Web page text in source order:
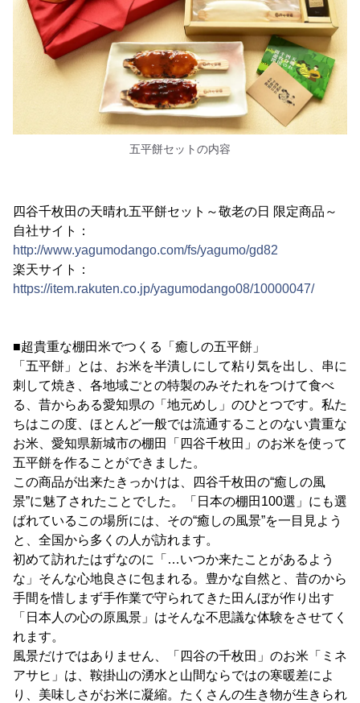
五平餅セットの内容
四谷千枚田の天晴れ五平餅セット～敬老の日 限定商品～
自社サイト：
http://www.yagumodango.com/fs/yagumo/gd82
楽天サイト：
https://item.rakuten.co.jp/yagumodango08/10000047/
■超貴重な棚田米でつくる「癒しの五平餅」
「五平餅」とは、お米を半潰しにして粘り気を出し、串に
刺して焼き、各地域ごとの特製のみそたれをつけて食べ
る、昔からある愛知県の「地元めし」のひとつです。私た
ちはこの度、ほとんど一般では流通することのない貴重な
お米、愛知県新城市の棚田「四谷千枚田」のお米を使って
五平餅を作ることができました。
この商品が出来たきっかけは、四谷千枚田の“癒しの風
景”に魅了されたことでした。「日本の棚田100選」にも選
ばれているこの場所には、その“癒しの風景”を一目見よう
と、全国から多くの人が訪れます。
初めて訪れたはずなのに「…いつか来たことがあるよう
な」そんな心地良さに包まれる。豊かな自然と、昔のから
手間を惜しまず手作業で守られてきた田んぼが作り出す
「日本人の心の原風景」はそんな不思議な体験をさせてく
れます。
風景だけではありません、「四谷の千枚田」のお米「ミネ
アサヒ」は、鞍掛山の湧水と山間ならではの寒暖差によ
り、美味しさがお米に凝縮。たくさんの生き物が生きられ